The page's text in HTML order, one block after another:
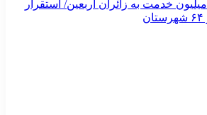
ارائه بیش از ۱.۷ میلیون خدمت به زائران اربعین/ استقرار